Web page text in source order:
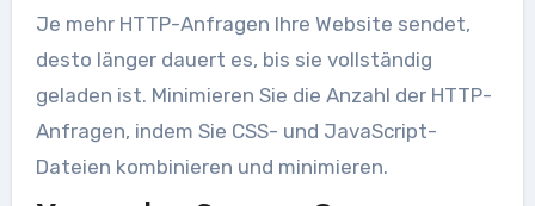
Je mehr HTTP-Anfragen Ihre Website sendet,
desto länger dauert es, bis sie vollständig
geladen ist. Minimieren Sie die Anzahl der HTTP-
Anfragen, indem Sie CSS- und JavaScript-
Dateien kombinieren und minimieren.